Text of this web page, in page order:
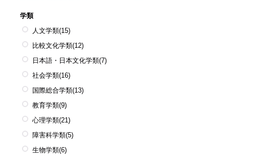
学類
人文学類(15)
比較文化学類(12)
日本語・日本文化学類(7)
社会学類(16)
国際総合学類(13)
教育学類(9)
心理学類(21)
障害科学類(5)
生物学類(6)